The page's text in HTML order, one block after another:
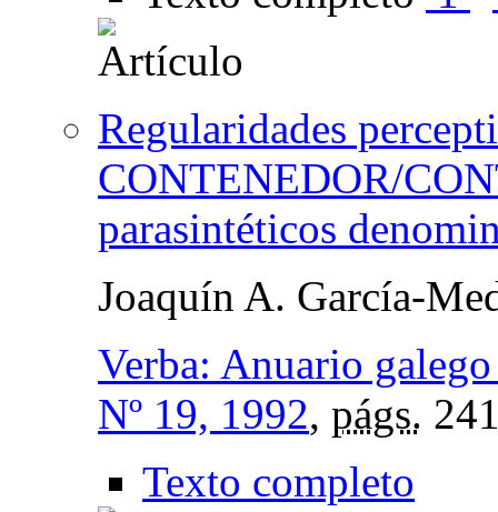
Regularidades
CONTENEDOR/
parasintéticos
Joaquín A. García-
Verba: Anuario
Nº 19, 1992, págs.
Texto completo